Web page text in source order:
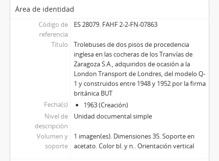
Área de identidad
Código de
referencia
ES 28079. FAHF 2-2-FN-07863
Título
Trolebuses de dos pisos de procedencia
inglesa en las cocheras de los Tranvías de
Zaragoza S.A., adquiridos de ocasión a la
London Transport de Londres, del modelo Q-
1 y construidos entre 1948 y 1952 por la firma
británica BUT
Fecha(s)
1963 (Creación)
Nivel de
descripción
Unidad documental simple
Volumen y
soporte
1 imagen(es). Dimensiones 35. Soporte en
acetato. Color bl. y n.. Orientación vertical